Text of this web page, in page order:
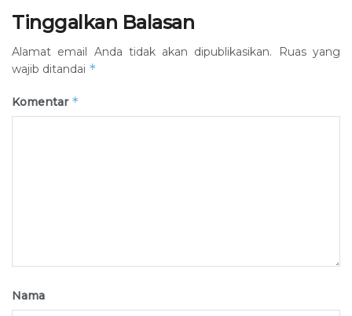
Tinggalkan Balasan
Alamat email Anda tidak akan dipublikasikan.
Ruas yang
wajib ditandai *
Komentar *
Nama